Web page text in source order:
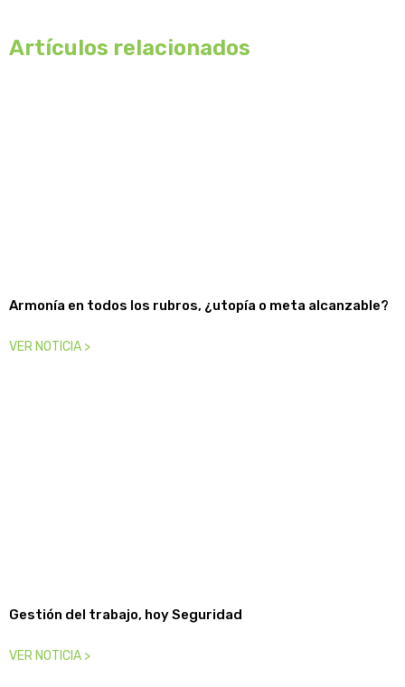
Artículos relacionados
Armonía en todos los rubros, ¿utopía o meta alcanzable?
VER NOTICIA >
Gestión del trabajo, hoy Seguridad
VER NOTICIA >